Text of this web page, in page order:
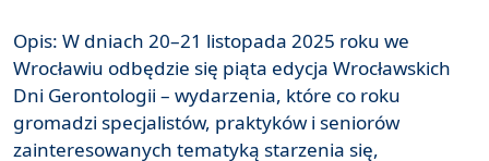
Opis: W dniach 20–21 listopada 2025 roku we
Wrocławiu odbędzie się piąta edycja Wrocławskich
Dni Gerontologii – wydarzenia, które co roku
gromadzi specjalistów, praktyków i seniorów
zainteresowanych tematyką starzenia się,